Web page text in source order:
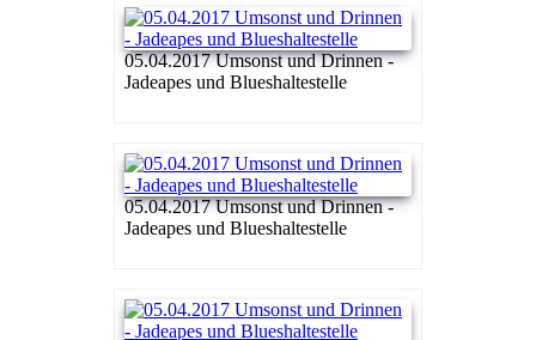
05.04.2017 Umsonst und Drinnen -
Jadeapes und Blueshaltestelle
05.04.2017 Umsonst und Drinnen -
Jadeapes und Blueshaltestelle